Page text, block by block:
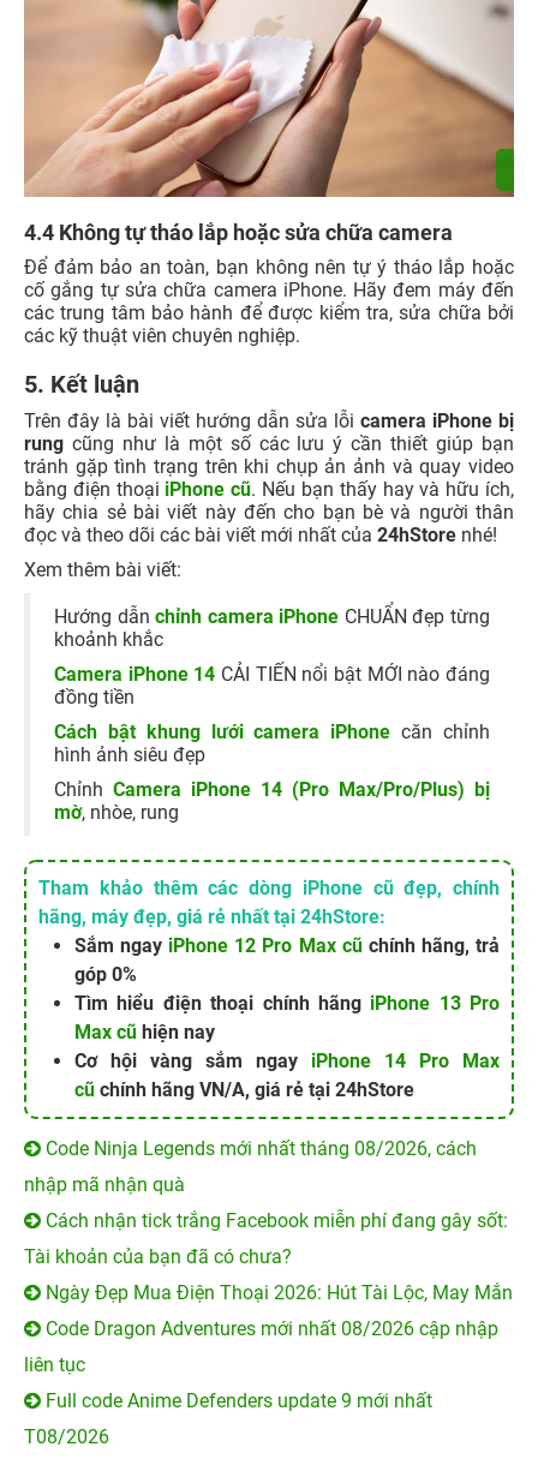
4.4 Không tự tháo lắp hoặc sửa chữa camera
Để đảm bảo an toàn, bạn không nên tự ý tháo lắp hoặc
cố gắng tự sửa chữa camera iPhone. Hãy đem máy đến
các trung tâm bảo hành để được kiểm tra, sửa chữa bởi
các kỹ thuật viên chuyên nghiệp.
5. Kết luận
Trên đây là bài viết hướng dẫn sửa lỗi camera iPhone bị
rung cũng như là một số các lưu ý cần thiết giúp bạn
tránh gặp tình trạng trên khi chụp ản ảnh và quay video
bằng điện thoại iPhone cũ. Nếu bạn thấy hay và hữu ích,
hãy chia sẻ bài viết này đến cho bạn bè và người thân
đọc và theo dõi các bài viết mới nhất của 24hStore nhé!
Xem thêm bài viết:
Hướng dẫnchỉnh camera iPhone CHUẨN đẹp từng
khoảnh khắc
Camera iPhone 14 CẢI TIẾN nổi bật MỚI nào đáng
đồng tiền
Cách bật khung lưới camera iPhone căn chỉnh
hình ảnh siêu đẹp
Chỉnh Camera iPhone 14 (Pro Max/Pro/Plus) bị
mờ, nhòe, rung
Tham khảo thêm các dòng iPhone cũ đẹp, chính
hãng, máy đẹp, giá rẻ nhất tại 24hStore:
Sắm ngay iPhone 12 Pro Max cũchính hãng, trả
góp 0%
Tìm hiểu điện thoại chính hãng iPhone 13 Pro
Max cũ hiện nay
Cơ hội vàng sắm ngay iPhone 14 Pro Max
cũ chính hãng VN/A, giá rẻ tại 24hStore
Code Ninja Legends mới nhất tháng 08/2026, cách
nhập mã nhận quà
Cách nhận tick trắng Facebook miễn phí đang gây sốt:
Tài khoản của bạn đã có chưa?
Ngày Đẹp Mua Điện Thoại 2026: Hút Tài Lộc, May Mắn
Code Dragon Adventures mới nhất 08/2026 cập nhập
liên tục
Full code Anime Defenders update 9 mới nhất
T08/2026